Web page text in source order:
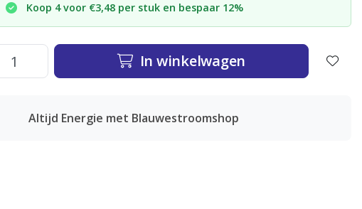
Koop 4 voor €3,48 per stuk en bespaar 12%
In winkelwagen
Altijd Energie met Blauwestroomshop